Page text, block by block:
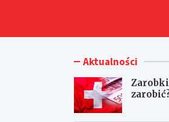
Aktualności